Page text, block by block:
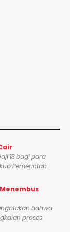
13 bagi para
Pemerintah...
Menembus
bahwa
proses